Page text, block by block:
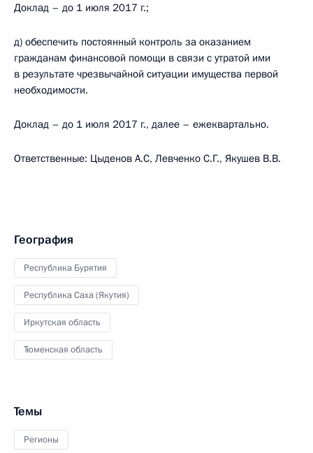
Доклад – до 1 июля 2017 г.;
д) обеспечить постоянный контроль за оказанием
гражданам финансовой помощи в связи с утратой ими
в результате чрезвычайной ситуации имущества первой
необходимости.
Доклад – до 1 июля 2017 г., далее – ежеквартально.
Ответственные: Цыденов А.С, Левченко С.Г., Якушев В.В.
География
Республика Бурятия
Республика Саха (Якутия)
Иркутская область
Тюменская область
Темы
Регионы